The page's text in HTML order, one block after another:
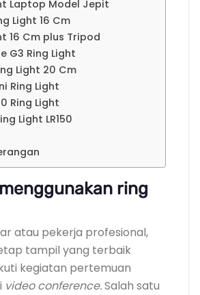
Laptop Model Jepit
Light 16 Cm
16 Cm plus Tripod
G3 Ring Light
Light 20 Cm
Ring Light
Ring Light
Light LR150
ring
atau pekerja profesional,
tampil yang terbaik
kegiatan pertemuan
video conference.Salah satu